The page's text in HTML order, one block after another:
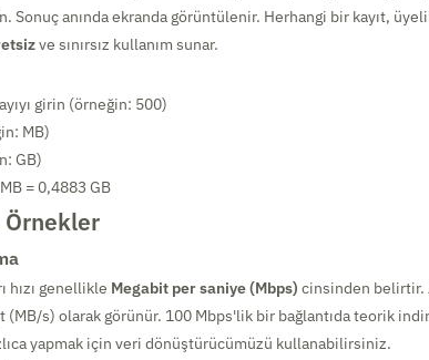
Sonuç anında ekranda görüntülenir. Herhangi bir kayıt,
ve sınırsız kullanım sunar.
girin (örneğin: 500)
MB)
GB)
= 0,4883 GB
hızı genellikle Megabit per saniye (Mbps) cinsinden belirtir.
(MB/s) olarak görünür. 100 Mbps'lik bir bağlantıda teorik
yapmak için veri dönüştürücümüzü kullanabilirsiniz.